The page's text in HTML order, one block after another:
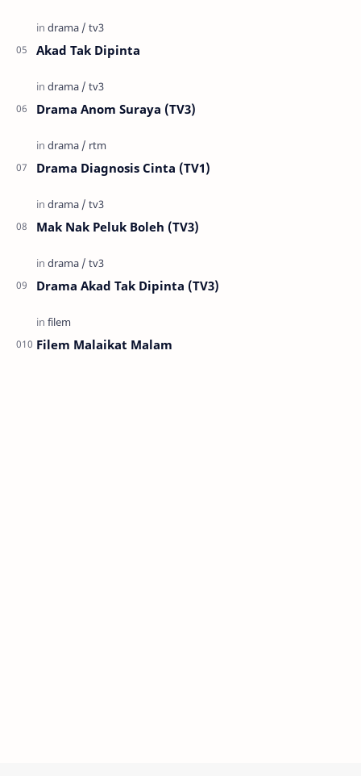
Akad Tak Dipinta
Drama Anom Suraya (TV3)
Drama Diagnosis Cinta (TV1)
Mak Nak Peluk Boleh (TV3)
Drama Akad Tak Dipinta (TV3)
Filem Malaikat Malam